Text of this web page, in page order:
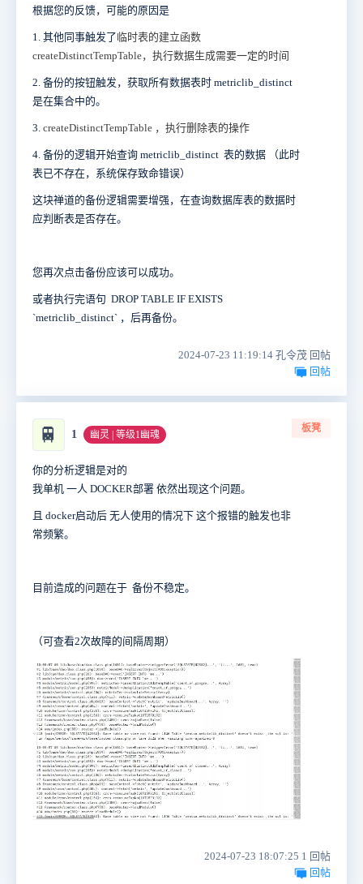
根据您的反馈，可能的原因是
1. 其他同事触发了临时表的建立函数
createDistinctTempTable，执行数据生成需要一定的时间
2. 备份的按钮触发，获取所有数据表时 metriclib_distinct
是在集合中的。
3. createDistinctTempTable ，执行删除表的操作
4. 备份的逻辑开始查询 metriclib_distinct 表的数据 （此时
表已不存在，系统保存致命错误）
这块禅道的备份逻辑需要增强，在查询数据库表的数据时
应判断表是否存在。
您再次点击备份应该可以成功。
或者执行完语句 DROP TABLE IF EXISTS
`metriclib_distinct` ，后再备份。
2024-07-23 11:19:14 孔令茂 回帖
回帖
🚆 1 幽灵 | 等级1幽魂
板凳
你的分析逻辑是对的
我单机 一人 DOCKER部署 依然出现这个问题。
且 docker启动后 无人使用的情况下 这个报错的触发也非
常频繁。
目前造成的问题在于 备份不稳定。
（可查看2次故障的间隔周期）
2024-07-23 18:07:25 1 回帖
回帖